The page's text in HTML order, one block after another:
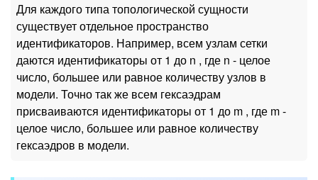
Для каждого типа топологической сущности
существует отдельное пространство
идентификаторов. Например, всем узлам сетки
даются идентификаторы от 1 до n , где n - целое
число, большее или равное количеству узлов в
модели. Точно так же всем гексаэдрам
присваиваются идентификаторы от 1 до m , где m -
целое число, большее или равное количеству
гексаэдров в модели.